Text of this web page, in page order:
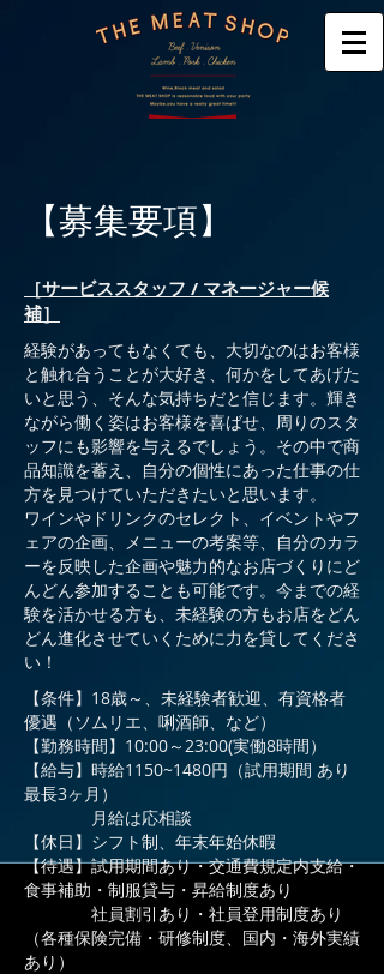
【募集要項】
［サービススタッフ / マネージャー候
補］
経験があってもなくても、大切なのはお客様
と触れ合うことが大好き、何かをしてあげた
いと思う、そんな気持ちだと信じます。輝き
ながら働く姿はお客様を喜ばせ、周りのスタ
ッフにも影響を与えるでしょう。その中で商
品知識を蓄え、自分の個性にあった仕事の仕
方を見つけていただきたいと思います。
ワインやドリンクのセレクト、イベントやフ
ェアの企画、メニューの考案等、自分のカラ
ーを反映した企画や魅力的なお店づくりにど
んどん参加することも可能です。今までの経
験を活かせる方も、未経験の方もお店をどん
どん進化させていくために力を貸してくださ
い！
【条件】18歳～、未経験者歓迎、有資格者
優遇（ソムリエ、唎酒師、など）
【勤務時間】10:00～23:00(実働8時間）
【給与】時給1150~1480円（試用期間 あり
最長3ヶ月）
月給は応相談
【休日】シフト制、年末年始休暇
【待遇】試用期間あり・交通費規定内支給・
食事補助・制服貸与・昇給制度あり
社員割引あり・社員登用制度あり
（各種保険完備・研修制度、国内・海外実績
あり）